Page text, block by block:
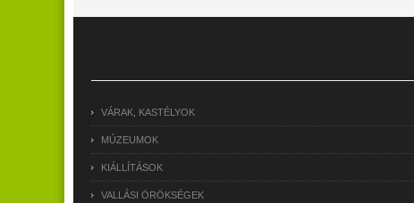
VÁRAK, KASTÉLYOK
MÚZEUMOK
KIÁLLÍTÁSOK
VALLÁSI ÖRÖKSÉGEK